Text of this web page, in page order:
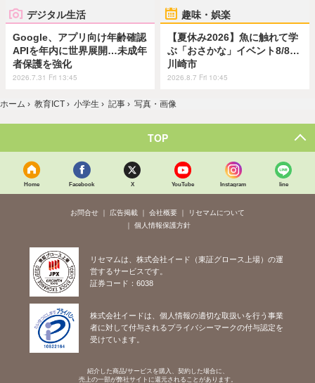
デジタル生活
Google、アプリ向け年齢確認
APIを年内に世界展開…未成年
者保護を強化
2026.7.31 Fri 13:45
趣味・娯楽
【夏休み2026】魚に触れて学
ぶ「おさかな」イベント8/8…
川崎市
2026.8.7 Fri 10:45
ホーム › 教育ICT › 小学生 › 記事 › 写真・画像
TOP
Home Facebook X YouTube Instagram line
お問合せ 広告掲載 会社概要
リセマムについて
個人情報保護方針
リセマムは、株式会社イード（東証グロース上場）の運
営するサービスです。
証券コード：6038
株式会社イードは、個人情報の適切な取扱いを行う事業
者に対して付与されるプライバシーマークの付与認定を
受けています。
紹介した商品/サービスを購入、契約した場合に、
売上の一部が弊社サイトに還元されることがあります。